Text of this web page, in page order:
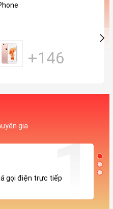
+146
gia
gọi điện trực tiếp